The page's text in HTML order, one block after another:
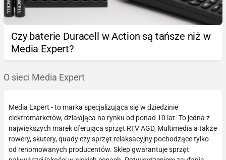
Czy baterie Duracell w Action są tańsze niż w
Media Expert?
O sieci Media Expert
Media Expert - to marka specjalizująca się w dziedzinie
elektromarketów, działająca na rynku od ponad 10 lat. To jedna z
największych marek oferująca sprzęt RTV AGD, Multimedia a także
rowery, skutery, quady czy sprzęt relaksacyjny pochodzące tylko
od renomowanych producentów. Sklep gwarantuje sprzęt